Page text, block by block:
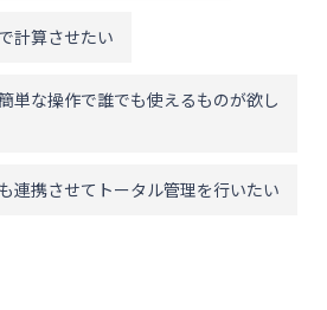
計算させたい
単な操作で誰でも使えるものが欲し
連携させてトータル管理を行いたい